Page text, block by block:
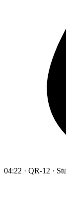
04:22 · QR-12 ·